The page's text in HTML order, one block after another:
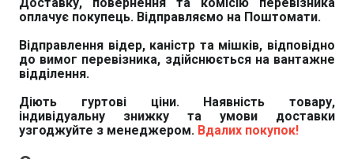
Доставку, повернення та комісію перевізника
оплачує покупець. Відправляємо на Поштомати.
Відправлення відер, каністр та мішків, відповідно
до вимог перевізника, здійснюється на вантажне
відділення.
Діють гуртові ціни. Наявність товару,
індивідуальну знижку та умови доставки
узгоджуйте з менеджером. Вдалих покупок!